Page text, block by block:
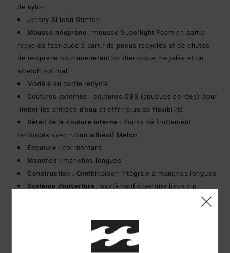
de nylon
Jersey Silicon Stretch
Mousse néoprène : mousse Superlight Foam en partie
recyclée fabriquée à partir de pneus recyclés et de chutes
de néoprène pour une rétention thermique inégalée et un
stretch optimal
Modèle en partie recyclé
Coutures externes : coutures GBS (cousues collées) pour
limiter les entrées d'eau et offrir plus de flexibilité
Détail de la couture interne : Points de frottement
renforcés avec ruban adhésif Melco
Encolure :col montant
Manches : manches longues
Construction : Combinaison intégrale à manches longues
Système d'ouverture : système d'ouverture back zip
80% néoprène, 20% nylon